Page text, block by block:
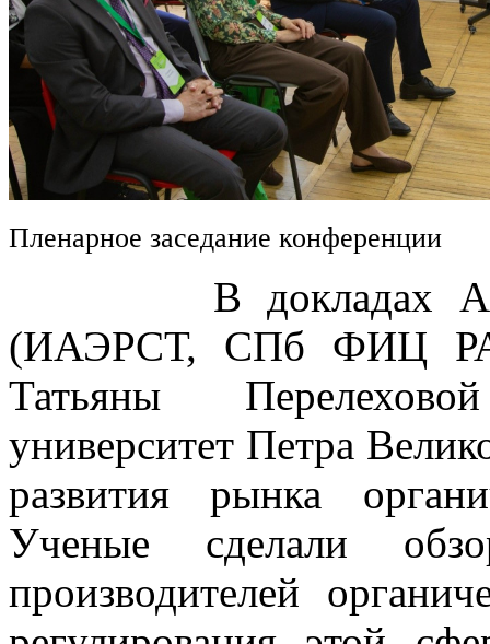
Пленарное заседание конференции
В докладах
(ИАЭРСТ, СПб ФИЦ
Татьяны
университет Петра
развития рынка
Ученые сделали
производителей